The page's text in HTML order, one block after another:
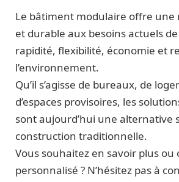
Le bâtiment modulaire offre une
et durable aux besoins actuels
rapidité, flexibilité, économie et
l’environnement.
Qu’il s’agisse de bureaux, de
d’espaces provisoires, les
sont aujourd’hui une alternative
construction traditionnelle.
Vous souhaitez en savoir plus
personnalisé ? N’hésitez pas à